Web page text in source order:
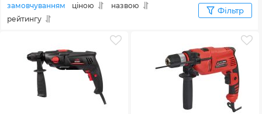
замовчуванням ціною
назвою
рейтингу
Фільтр